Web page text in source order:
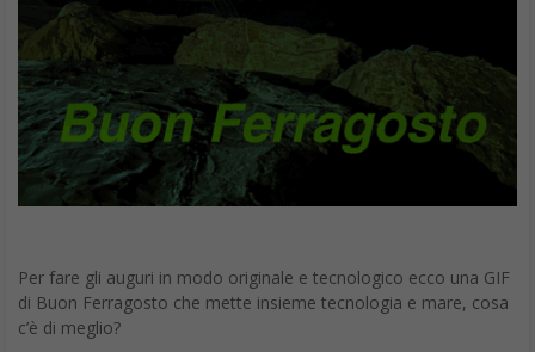
Per fare gli auguri in modo originale e tecnologico ecco una GIF
di Buon Ferragosto che mette insieme tecnologia e mare, cosa
c’è di meglio?